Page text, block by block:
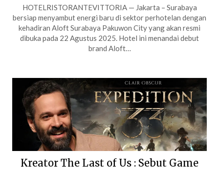
HOTELRISTORANTEVITTORIA — Jakarta – Surabaya
bersiap menyambut energi baru di sektor perhotelan dengan
kehadiran Aloft Surabaya Pakuwon City yang akan resmi
dibuka pada 22 Agustus 2025. Hotel ini menandai debut
brand Aloft…
Kreator The Last of Us : Sebut Game